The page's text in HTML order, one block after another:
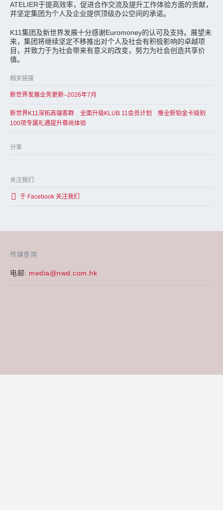
传媒查询
电邮: media@nwd.com.hk
ATELIER于提高效率，促进合作交流及提升工作体验方面的贡献，
并坚定集团为个人及企业提供顶级办公空间的承诺。
K11集团及新世界发展十分感谢Euromoney的认可及支持。展望未
来，集团将继续坚定不移推出对个人及社会有积极影响的卓越项
目，并致力于为社会带来有意义的改变，努力为社会创造共享价
值。
相关链接
新世界发展业务更新–2026年7月
新世界K11深拓高端客群 全面升级KLUB 11会员计划 推全新铂金卡级别
100项专属礼遇提升尊尚体验
分享
关注我们
于 Facebook 关注我们